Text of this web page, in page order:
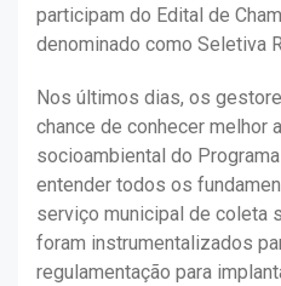
participam do Edital de
denominado como Seletiva
Nos últimos dias, os
chance de conhecer melhor
socioambiental do
entender todos os
serviço municipal de coleta
foram instrumentalizados
regulamentação para